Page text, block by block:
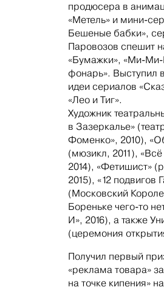
продюсера в
«Метель» и мини-
Бешеные бабки»,
Паровозов спешит
«Бумажки», «Ми-
фонарь». Выступил
идеи сериалов
«Лео и Тиг».
Художник
в Зазеркалье»
Фоменко», 2010),
(мюзикл, 2011),
2014), «Фетишист»
2015), «12 подвигов
(Московский
Бореньке чего-то
И», 2016), а также
(церемония
Получил первый
«реклама товара»
на точке кипения»